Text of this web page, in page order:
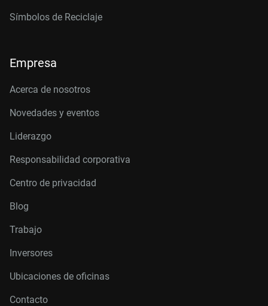
Símbolos de Reciclaje
Empresa
Acerca de nosotros
Novedades y eventos
Liderazgo
Responsabilidad corporativa
Centro de privacidad
Blog
Trabajo
Inversores
Ubicaciones de oficinas
Contacto